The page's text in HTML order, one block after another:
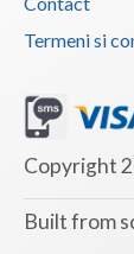
Termeni si
Copyright
Built from